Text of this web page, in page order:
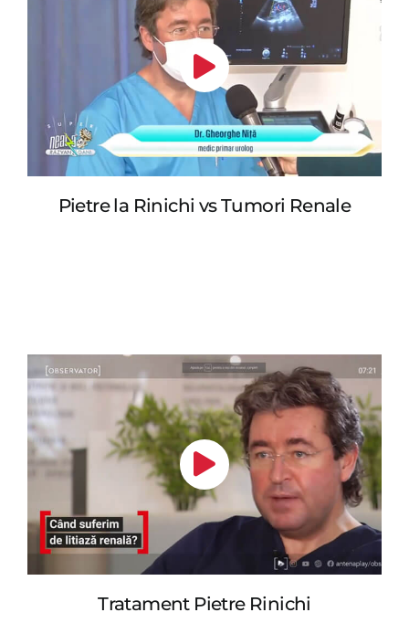
Pietre la Rinichi vs Tumori Renale
Tratament Pietre Rinichi